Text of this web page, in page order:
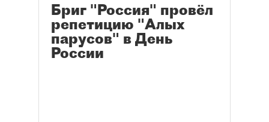
Бриг "Россия" провёл
репетицию "Алых
парусов" в День
России